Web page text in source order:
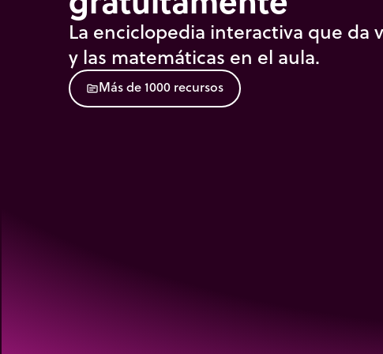
La enciclopedia interactiva que da
y las matemáticas en el aula.
sourceMásde1000 recursos